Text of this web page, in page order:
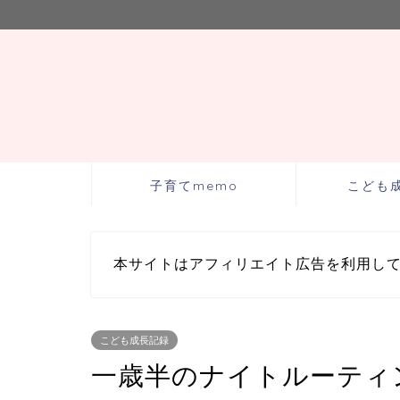
子育てmemo こども
本サイトはアフィリエイト広告を利用し
こども成長記録
一歳半のナイトルーティ